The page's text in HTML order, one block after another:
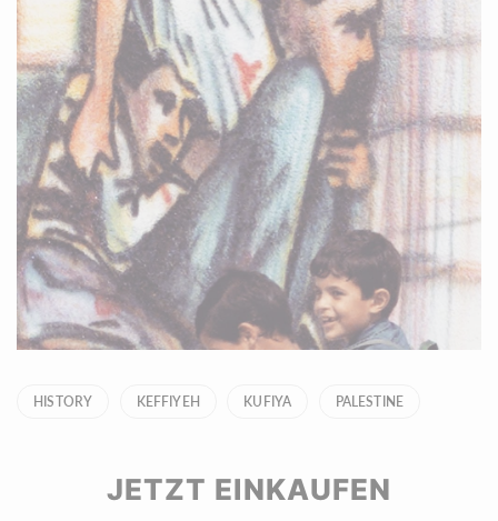
HISTORY KEFFIYEH KUFIYA PALESTINE
JETZT EINKAUFEN